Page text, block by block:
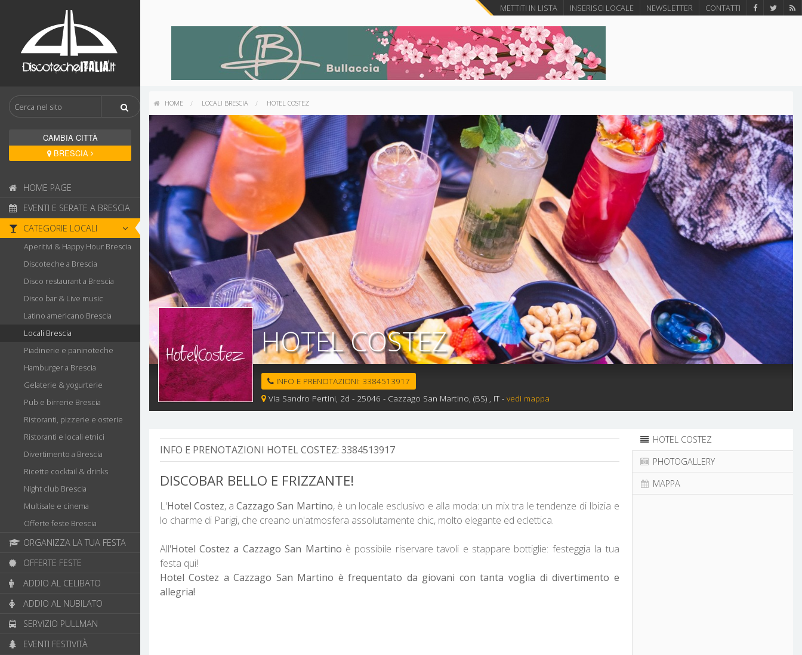
CAMBIA CITTÀ
BRESCIA
HOME PAGE
EVENTI E SERATE A BRESCIA
CATEGORIE LOCALI
Aperitivi & Happy Hour Brescia
Discoteche a Brescia
Disco restaurant a Brescia
Disco bar & Live music
Latino americano Brescia
Locali Brescia
Piadinerie e paninoteche
Hamburger a Brescia
Gelaterie & yogurterie
Pub e birrerie Brescia
Ristoranti, pizzerie e osterie
Ristoranti e locali etnici
Divertimento a Brescia
Ricette cocktail & drinks
Night club Brescia
Multisale e cinema
Offerte feste Brescia
ORGANIZZA LA TUA FESTA
OFFERTE FESTE
ADDIO AL CELIBATO
ADDIO AL NUBILATO
SERVIZIO PULLMAN
EVENTI FESTIVITÀ
METTITI IN LISTA INSERISCI LOCALE NEWSLETTER CONTATTI
HOME LOCALI BRESCIA HOTEL COSTEZ
HOTEL COSTEZ
INFO E PRENOTAZIONI: 3384513917
Via Sandro Pertini, 2d - 25046 - Cazzago San Martino, (BS) , IT - vedi mappa
INFO E PRENOTAZIONI HOTEL COSTEZ: 3384513917
DISCOBAR BELLO E FRIZZANTE!
L'Hotel Costez, a Cazzago San Martino, è un locale esclusivo e alla moda: un mix tra le tendenze di Ibizia e
lo charme di Parigi, che creano un'atmosfera assolutamente chic, molto elegante ed eclettica.
All'Hotel Costez a Cazzago San Martino è possibile riservare tavoli e stappare bottiglie: festeggia la tua
festa qui!
Hotel Costez a Cazzago San Martino è frequentato da giovani con tanta voglia di divertimento e
allegria!
HOTEL COSTEZ
PHOTOGALLERY
MAPPA